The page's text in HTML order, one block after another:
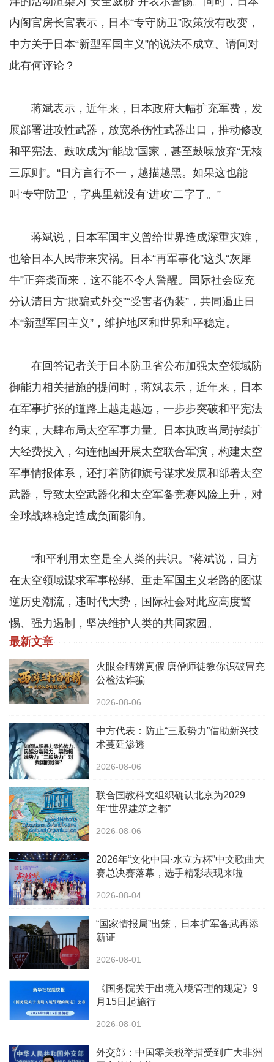
内阁官房长官表示，日本“专守防卫”政策没有改变，
中方关于日本“新型军国主义”的说法不成立。请问对
此有何评论？
蒋斌表示，近年来，日本政府大幅扩充军费，发
展部署进攻性武器，放宽杀伤性武器出口，推动修改
和平宪法、鼓吹成为“能战”国家，甚至鼓噪放弃“无核
三原则”。“日方言行不一，越描越黑。如果这也能
叫‘专守防卫’，字典里就没有‘进攻’二字了。”
蒋斌说，日本军国主义曾给世界造成深重灾难，
也给日本人民带来灾祸。日本“再军事化”这头“灰犀
牛”正奔袭而来，这不能不令人警醒。国际社会应充
分认清日方“欺骗式外交”“受害者伪装”，共同遏止日
本“新型军国主义”，维护地区和世界和平稳定。
在回答记者关于日本防卫省公布加强太空领域防
御能力相关措施的提问时，蒋斌表示，近年来，日本
在军事扩张的道路上越走越远，一步步突破和平宪法
约束，大肆布局太空军事力量。日本执政当局持续扩
大经费投入，勾连他国开展太空联合军演，构建太空
军事情报体系，还打着防御旗号谋求发展和部署太空
武器，导致太空武器化和太空军备竞赛风险上升，对
全球战略稳定造成负面影响。
“和平利用太空是全人类的共识。”蒋斌说，日方
在太空领域谋求军事松绑、重走军国主义老路的图谋
逆历史潮流，违时代大势，国际社会对此应高度警
惕、强力遏制，坚决维护人类的共同家园。
最新文章
火眼金睛辨真假 唐僧师徒教你识破冒充
公检法诈骗
2026-08-06
中方代表：防止“三股势力”借助新兴技
术蔓延渗透
2026-08-06
联合国教科文组织确认北京为2029
年“世界建筑之都”
2026-08-06
2026年“文化中国·水立方杯”中文歌曲大
赛总决赛落幕，选手精彩表现来啦
2026-08-04
“国家情报局”出笼，日本扩军备武再添
新证
2026-08-01
《国务院关于出境入境管理的规定》9
月15日起施行
2026-08-01
外交部：中国零关税举措受到广大非洲